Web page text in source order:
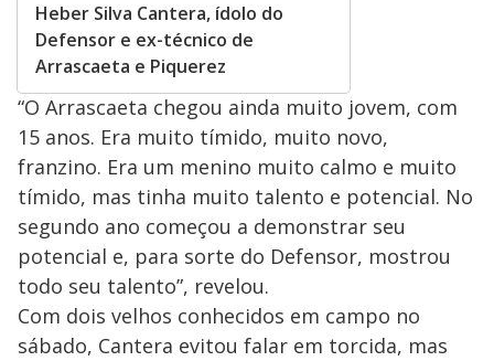
Heber Silva Cantera, ídolo do
Defensor e ex-técnico de
Arrascaeta e Piquerez
“O Arrascaeta chegou ainda muito jovem, com
15 anos. Era muito tímido, muito novo,
franzino. Era um menino muito calmo e muito
tímido, mas tinha muito talento e potencial. No
segundo ano começou a demonstrar seu
potencial e, para sorte do Defensor, mostrou
todo seu talento”, revelou.
Com dois velhos conhecidos em campo no
sábado, Cantera evitou falar em torcida, mas